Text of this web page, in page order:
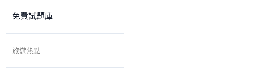
免費試題庫
旅遊熱點